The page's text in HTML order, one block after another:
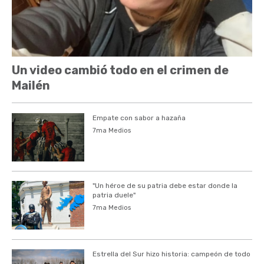
Un video cambió todo en el crimen de
Mailén
Empate con sabor a hazaña
7ma Medios
"Un héroe de su patria debe estar donde la
patria duele"
7ma Medios
Estrella del Sur hizo historia: campeón de todo